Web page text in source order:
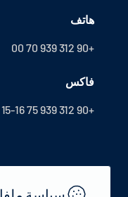
هاتف
+90 312 939 70 00
فاكس
+90 312 939 75 15-16